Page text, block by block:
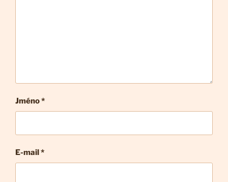
Jméno *
E-mail*